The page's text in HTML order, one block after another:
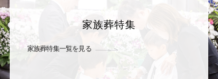
家族葬特集
家族葬特集一覧を見る